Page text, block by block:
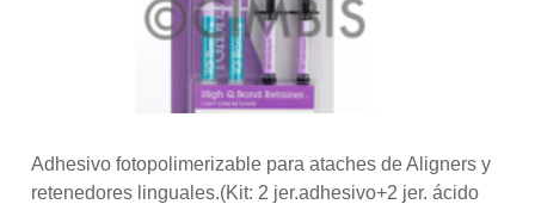
Adhesivo fotopolimerizable para ataches de Aligners y
retenedores linguales.(Kit: 2 jer.adhesivo+2 jer. ácido